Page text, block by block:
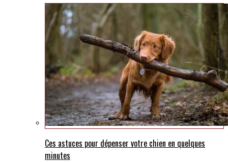
Ces astuces pour dépenser votre chien en quelques
minutes